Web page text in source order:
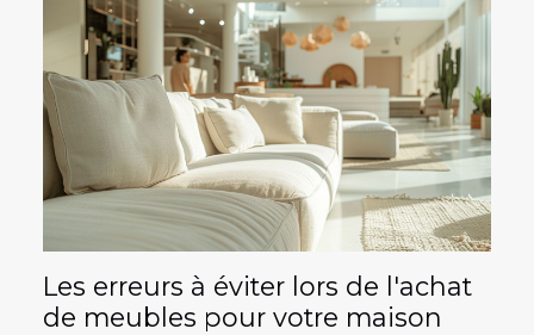
Les erreurs à éviter lors de l'achat
de meubles pour votre maison